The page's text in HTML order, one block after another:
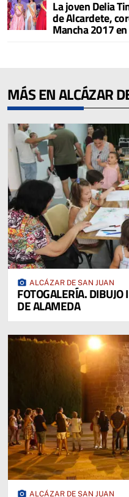
La joven Delia
de Alcardete,
Mancha 2017
MÁS EN ALCÁZAR
photo_camera ALCÁZAR DE SAN JUAN
FOTOGALERÍA.
DE ALAMEDA
photo_camera ALCÁZAR DE SAN JUAN